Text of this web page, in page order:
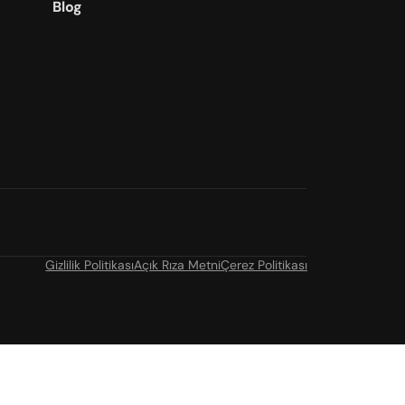
Blog
Gizlilik PolitikasıAçık Rıza MetniÇerez Politikası